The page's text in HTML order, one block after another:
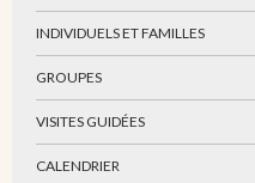
INDIVIDUELS ET FAMILLES
GROUPES
VISITES GUIDÉES
CALENDRIER